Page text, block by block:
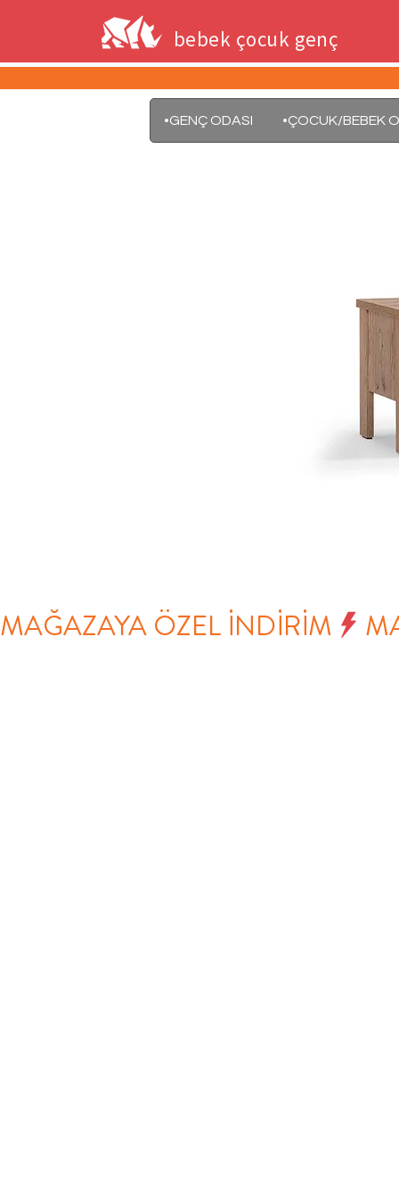
bebek çocuk genç
•GENÇ ODASI •ÇOCUK/BEBEK
MAĞAZAYA ÖZEL İNDİRİM